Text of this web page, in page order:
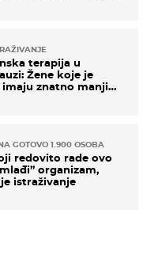
terapija u
Žene koje je
znatno manji
GOTOVO 1.900 OSOBA
redovito rade ovo
organizam,
istraživanje